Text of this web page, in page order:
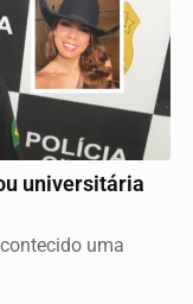
universitária
uma